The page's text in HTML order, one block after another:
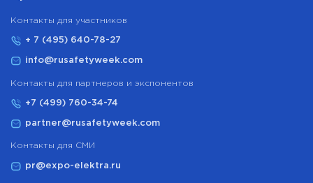
Контакты для участников
+ 7 (495) 640-78-27
info@rusafetyweek.com
Контакты для партнеров и экспонентов
+7 (499) 760-34-74
partner@rusafetyweek.com
Контакты для СМИ
pr@expo-elektra.ru